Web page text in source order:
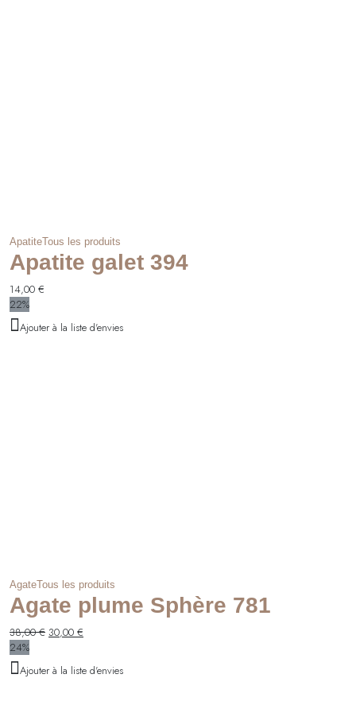
ApatiteTous les produits
Apatite galet 394
14,00 €
22%
Ajouter à la liste d'envies
AgateTous les produits
Agate plume Sphère 781
38,00€ Le
était :
30,00 €
est :
24%
Ajouter à la liste d'envies